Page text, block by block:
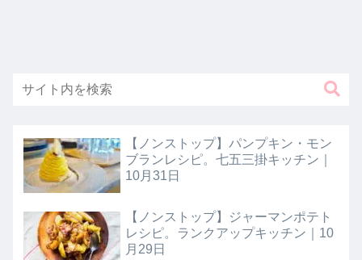
【ノンストップ】パンプキン・モン
ブランレシピ。七五三掛キッチン｜
10月31日
【ノンストップ】ジャーマンポテト
レシピ。ランクアップキッチン｜10
月29日